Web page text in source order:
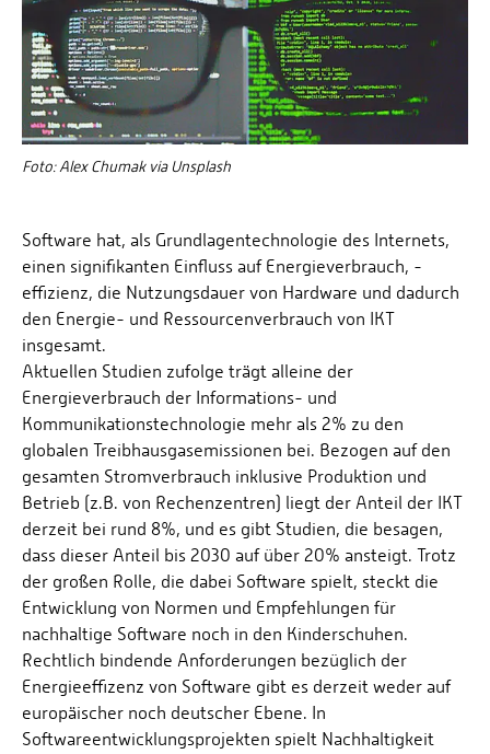
Energieeffizienzrecht und Klimaschutzrecht (IREK)
Fuel Cell Centre Rheinland-Pfalz
Nationalparkforschung
P2Broker
Perival
Robotix-Academy
S.U.N.-Projekt
Örtlicher Personalrat
Personensuche
Foto: Alex Chumak via Unsplash
Software hat, als Grundlagentechnologie des Internets,
einen signifikanten Einfluss auf Energieverbrauch, -
effizienz, die Nutzungsdauer von Hardware und dadurch
den Energie- und Ressourcenverbrauch von IKT
insgesamt.
Aktuellen Studien zufolge trägt alleine der
Energieverbrauch der Informations- und
Kommunikationstechnologie mehr als 2% zu den
globalen Treibhausgasemissionen bei. Bezogen auf den
gesamten Stromverbrauch inklusive Produktion und
Betrieb (z.B. von Rechenzentren) liegt der Anteil der IKT
derzeit bei rund 8%, und es gibt Studien, die besagen,
dass dieser Anteil bis 2030 auf über 20% ansteigt. Trotz
der großen Rolle, die dabei Software spielt, steckt die
Entwicklung von Normen und Empfehlungen für
nachhaltige Software noch in den Kinderschuhen.
Rechtlich bindende Anforderungen bezüglich der
Energieeffizenz von Software gibt es derzeit weder auf
europäischer noch deutscher Ebene. In
Softwareentwicklungsprojekten spielt Nachhaltigkeit